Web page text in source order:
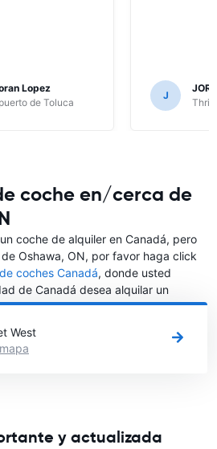
Lopez
de Toluca
J
coche en/cerca de
coche de alquiler en Canadá, pero
Oshawa, ON, por favor haga click
coches Canadá, donde usted
de Canadá desea alquilar un
West
y actualizada